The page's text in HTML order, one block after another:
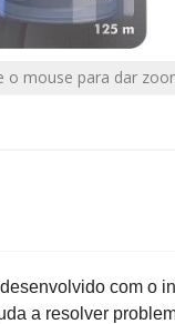
o mouse para dar
com o
a resolver